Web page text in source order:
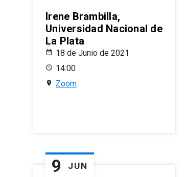
Irene Brambilla,
Universidad Nacional de
La Plata
18 de Junio de 2021
14:00
Zoom
9 JUN